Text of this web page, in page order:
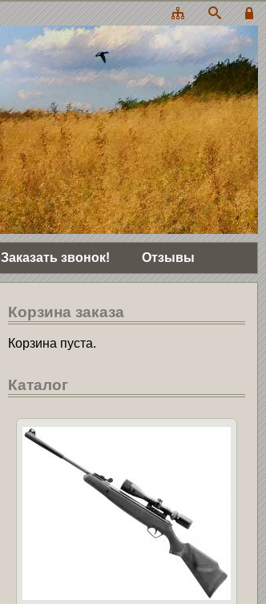
Заказать звонок! Отзывы
Корзина заказа
Корзина пуста.
Каталог